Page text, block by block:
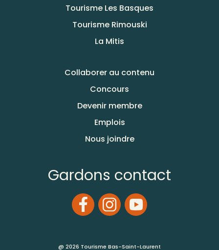
Tourisme Les Basques
Tourisme Rimouski
La Mitis
Collaborer au contenu
Concours
Devenir membre
Emplois
Nous joindre
Gardons contact
@ 2026 Tourisme Bas-Saint-Laurent